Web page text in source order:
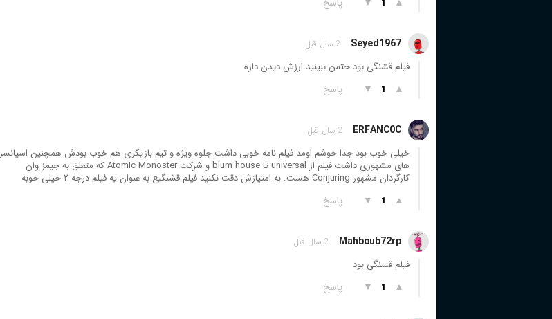
1
Seyed1967 2 سال قبل
فیلم قشنگی بود حتمن ببینید ارزش دیدن داره
▲
1
▼ پاسخ
ERFANC0C 2 سال قبل
خیلی خوب بود جدا خوشم اومد فیلم نامه خوبی داشت جلوه ویژه و تیم بازیگری هم خوب بودش همچنین اسپانسر
های مشهوری داشت فیلم از universal تا blum house و شرکت Atomic Monoster که متعلق به جیمز وان
کارگردان مشهور Conjuring هست. به امتیازش دقت نکنید فیلم قشنگیع به عنوان یه فیلم درجه ۲ خیلی خوبه
▲
1
▼ پاسخ
Mahboub72rp 2 سال قبل
فیلم قسنگی بود
▲
1
▼ پاسخ